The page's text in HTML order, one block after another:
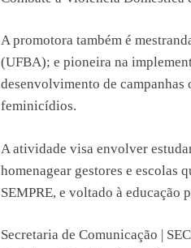
A promotora também é
(UFBA); e pioneira na
desenvolvimento de campanhas
feminicídios.
A atividade visa envolver
homenagear gestores e escolas
SEMPRE, e voltado à educação
Secretaria de Comunicação |